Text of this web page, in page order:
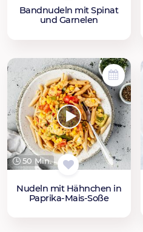
Bandnudeln mit Spinat
und Garnelen
50 Min.
Nudeln mit Hähnchen in
Paprika-Mais-Soße